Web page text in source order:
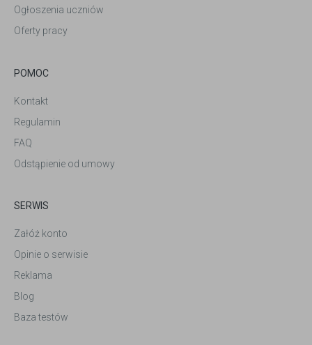
Ogłoszenia uczniów
Oferty pracy
POMOC
Kontakt
Regulamin
FAQ
Odstąpienie od umowy
SERWIS
Załóż konto
Opinie o serwisie
Reklama
Blog
Baza testów